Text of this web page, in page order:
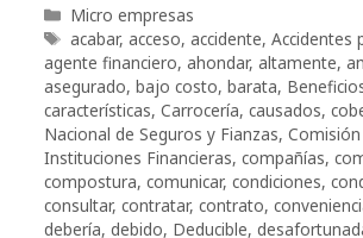
Categorías
Micro empresas
Etiquetas
acabar, acceso, accidente, Accidentes
agente financiero, ahondar, altamente,
asegurado, bajo costo, barata,
características, Carrocería, causados,
Nacional de Seguros y Fianzas,
Instituciones Financieras, compañías,
compostura, comunicar, condiciones,
consultar, contratar, contrato,
debería, debido, Deducible,